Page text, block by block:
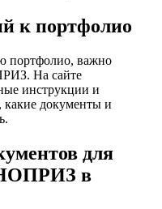
к портфолио
портфолио, важно
На сайте
инструкции и
какие документы и
для
в